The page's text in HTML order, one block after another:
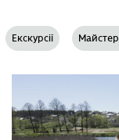
Екскурсії